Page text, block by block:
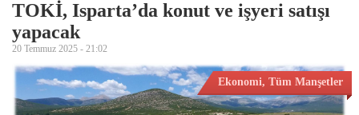
TOKİ, Isparta’da konut ve işyeri satışı
yapacak
20 Temmuz 2025 - 21:02
Ekonomi, Tüm Manşetler